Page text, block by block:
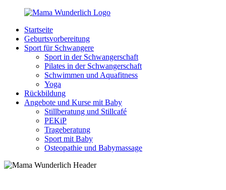
Zurück
Inhalt
MamaWunderlich.de
Mutti
sein
wunderbar!
Startseite
Geburtsvorbereitung
Sport für Schwangere
Sport in der Schwangerschaft
Pilates in der Schwangerschaft
Schwimmen und Aquafitness
Yoga
Rückbildung
Angebote und Kurse mit Baby
Stillberatung und Stillcafé
PEKiP
Trageberatung
Sport mit Baby
Osteopathie und Babymassage